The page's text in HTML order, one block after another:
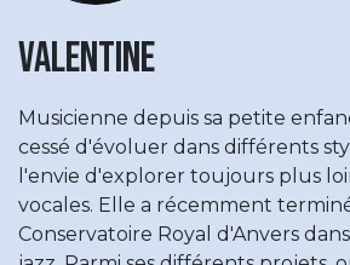
Valentine
Musicienne depuis sa petite
cessé d'évoluer dans différents
l'envie d'explorer toujours plus
vocales. Elle a récemment
Conservatoire Royal d'Anvers